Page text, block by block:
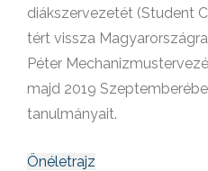
diákszervezetét (Student
tért vissza
Péter
majd 2019
tanulmányait.
Önéletrajz